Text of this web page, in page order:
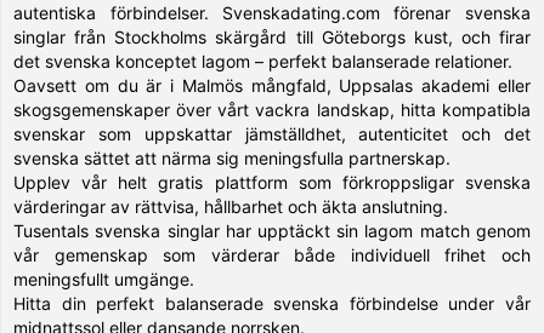
autentiska förbindelser. Svenskadating.com förenar svenska
singlar från Stockholms skärgård till Göteborgs kust, och firar
det svenska konceptet lagom – perfekt balanserade relationer.
Oavsett om du är i Malmös mångfald, Uppsalas akademi eller
skogsgemenskaper över vårt vackra landskap, hitta kompatibla
svenskar som uppskattar jämställdhet, autenticitet och det
svenska sättet att närma sig meningsfulla partnerskap.
Upplev vår helt gratis plattform som förkroppsligar svenska
värderingar av rättvisa, hållbarhet och äkta anslutning.
Tusentals svenska singlar har upptäckt sin lagom match genom
vår gemenskap som värderar både individuell frihet och
meningsfullt umgänge.
Hitta din perfekt balanserade svenska förbindelse under vår
midnattssol eller dansande norrsken.